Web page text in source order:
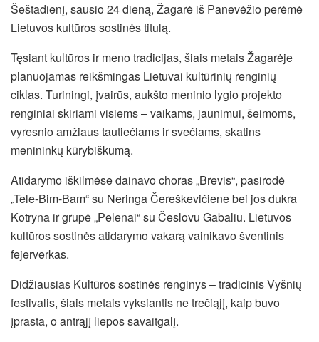
Šeštadienį, sausio 24 dieną, Žagarė iš Panevėžio perėmė
Lietuvos kultūros sostinės titulą.
Tęsiant kultūros ir meno tradicijas, šiais metais Žagarėje
planuojamas reikšmingas Lietuvai kultūrinių renginių
ciklas. Turiningi, įvairūs, aukšto meninio lygio projekto
renginiai skiriami visiems – vaikams, jaunimui, šeimoms,
vyresnio amžiaus tautiečiams ir svečiams, skatins
menininkų kūrybiškumą.
Atidarymo iškilmėse dainavo choras „Brevis“, pasirodė
„Tele-Bim-Bam“ su Neringa Čereškevičiene bei jos dukra
Kotryna ir grupė „Pelenai“ su Česlovu Gabaliu. Lietuvos
kultūros sostinės atidarymo vakarą vainikavo šventinis
fejerverkas.
Didžiausias Kultūros sostinės renginys – tradicinis Vyšnių
festivalis, šiais metais vyksiantis ne trečiąjį, kaip buvo
įprasta, o antrąjį liepos savaitgalį.